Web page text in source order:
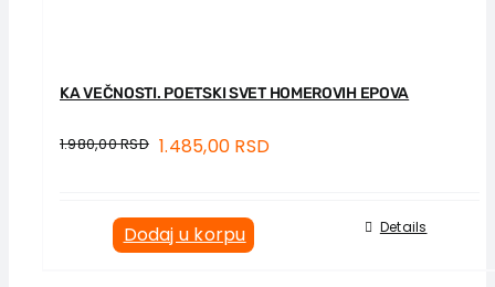
KA VEČNOSTI. POETSKI SVET HOMEROVIH EPOVA
1.980,00RSD 1.485,00 RSD
Dodaj u korpu Details